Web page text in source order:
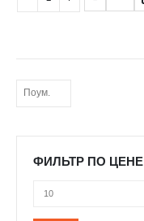
ФИЛЬТР ПО ЦЕНЕ